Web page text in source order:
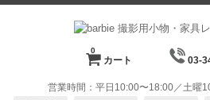
カート
0
03-
営業時間：平日10:00〜18:00／土曜